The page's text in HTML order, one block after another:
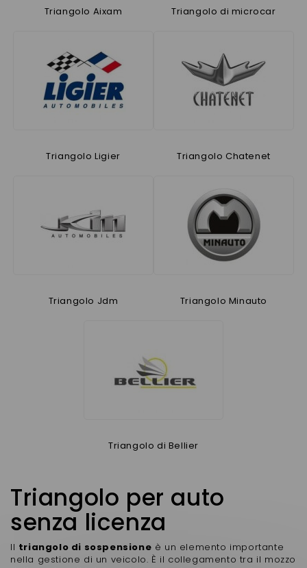
Triangolo Aixam Triangolo di microcar
Triangolo Ligier Triangolo Chatenet
Triangolo Jdm Triangolo Minauto
Triangolo di Bellier
Triangolo per auto
senza licenza
Il triangolo di sospensione è un elemento importante
nella gestione di un veicolo. È il collegamento tra il mozzo